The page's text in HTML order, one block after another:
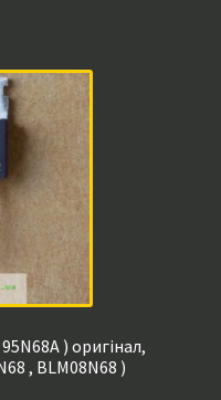
) оригінал,
, BLM08N68 )